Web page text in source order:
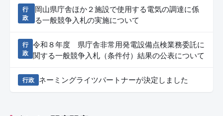
行
政
岡山県庁舎ほか２施設で使用する電気の調達に係
る一般競争入札の実施について
行
政
令和８年度 県庁舎非常用発電設備点検業務委託に
関する一般競争入札（条件付）結果の公表について
行政 ネーミングライツパートナーが決定しました